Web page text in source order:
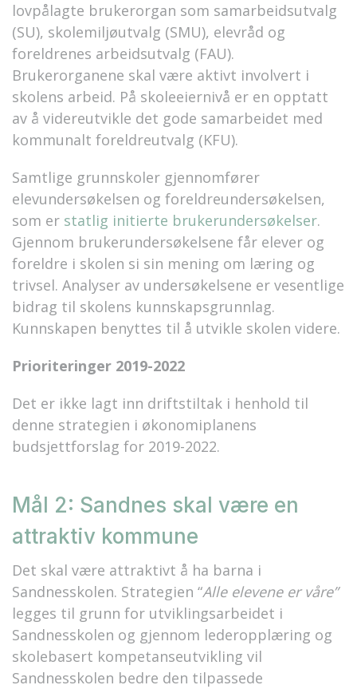
lovpålagte brukerorgan som samarbeidsutvalg
(SU), skolemiljøutvalg (SMU), elevråd og
foreldrenes arbeidsutvalg (FAU).
Brukerorganene skal være aktivt involvert i
skolens arbeid. På skoleeiernivå er en opptatt
av å videreutvikle det gode samarbeidet med
kommunalt foreldreutvalg (KFU).
Samtlige grunnskoler gjennomfører
elevundersøkelsen og foreldreundersøkelsen,
som er statlig initierte brukerundersøkelser.
Gjennom brukerundersøkelsene får elever og
foreldre i skolen si sin mening om læring og
trivsel. Analyser av undersøkelsene er vesentlige
bidrag til skolens kunnskapsgrunnlag.
Kunnskapen benyttes til å utvikle skolen videre.
Prioriteringer 2019-2022
Det er ikke lagt inn driftstiltak i henhold til
denne strategien i økonomiplanens
budsjettforslag for 2019-2022.
Mål 2: Sandnes skal være en
attraktiv kommune
Det skal være attraktivt å ha barna i
Sandnesskolen. Strategien “Alle elevene er våre”
legges til grunn for utviklingsarbeidet i
Sandnesskolen og gjennom lederopplæring og
skolebasert kompetanseutvikling vil
Sandnesskolen bedre den tilpassede